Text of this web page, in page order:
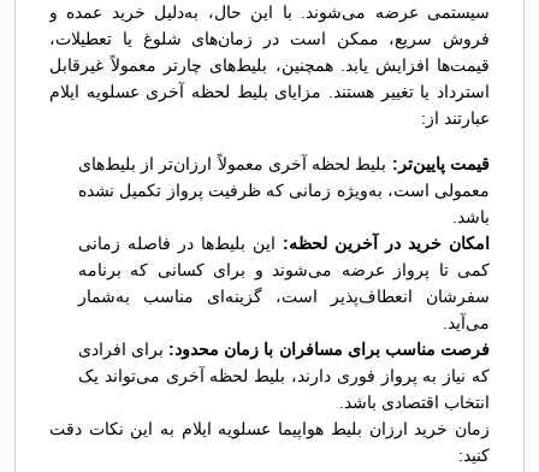
سیستمی عرضه می‌شوند. با این حال، به‌دلیل خرید عمده و
فروش سریع، ممکن است در زمان‌های شلوغ یا تعطیلات،
قیمت‌ها افزایش یابد. همچنین، بلیط‌های چارتر معمولاً غیرقابل
استرداد یا تغییر هستند. مزایای بلیط لحظه آخری عسلویه ایلام
عبارتند از:
قیمت پایین‌تر: بلیط لحظه آخری معمولاً ارزان‌تر از بلیط‌های
معمولی است، به‌ویژه زمانی که ظرفیت پرواز تکمیل نشده
باشد.
امکان خرید در آخرین لحظه: این بلیط‌ها در فاصله زمانی
کمی تا پرواز عرضه می‌شوند و برای کسانی که برنامه
سفرشان انعطاف‌پذیر است، گزینه‌ای مناسب به‌شمار
می‌آید.
فرصت مناسب برای مسافران با زمان محدود: برای افرادی
که نیاز به پرواز فوری دارند، بلیط لحظه آخری می‌تواند یک
انتخاب اقتصادی باشد.
زمان خرید ارزان بلیط هواپیما عسلویه ایلام به این نکات دقت
کنید: